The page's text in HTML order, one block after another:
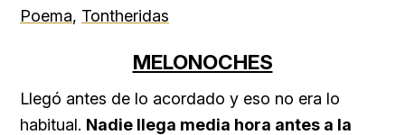
Poema, Tontheridas
MELONOCHES
Llegó antes de lo acordado y eso no era lo
habitual. Nadie llega media hora antes a la